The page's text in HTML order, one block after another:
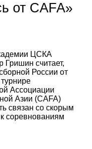
от CAFA»
ЦСКА
Гришин считает,
России от
Ассоциации
Азии (CAFA)
связан со скорым
соревнованиям